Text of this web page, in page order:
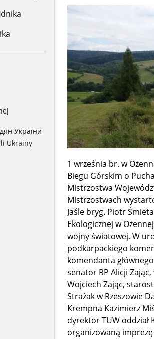
України
Ukrainy
1 września br. w
Biegu Górskim o
Mistrzostwa
Mistrzostwach
Jaśle bryg. Piotr
Ekologicznej w
wojny światowej. W
podkarpackiego
komendanta
senator RP Alicji
Wojciech Zając,
Strażak w Rzeszowie
Krempna Kazimierz
dyrektor TUW oddział
organizowaną